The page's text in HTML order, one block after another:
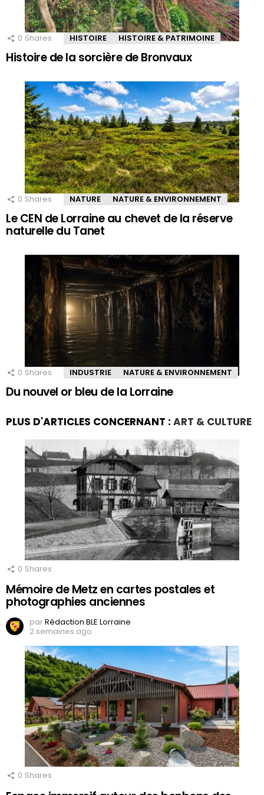
0 Shares HISTOIRE HISTOIRE & PATRIMOINE
Histoire de la sorcière de Bronvaux
0 Shares NATURE NATURE & ENVIRONNEMENT
Le CEN de Lorraine au chevet de la réserve
naturelle du Tanet
0 Shares INDUSTRIE NATURE & ENVIRONNEMENT
Du nouvel or bleu de la Lorraine
PLUS D'ARTICLES CONCERNANT : ART & CULTURE
0 Shares
Mémoire de Metz en cartes postales et
photographies anciennes
parRédaction BLE Lorraine
2 semaines ago
0 Shares